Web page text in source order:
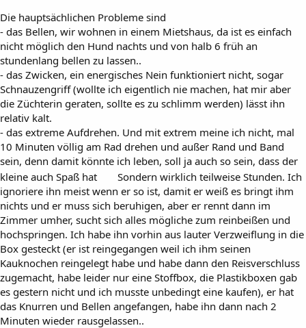
Die hauptsächlichen Probleme sind
- das Bellen, wir wohnen in einem Mietshaus, da ist es einfach
nicht möglich den Hund nachts und von halb 6 früh an
stundenlang bellen zu lassen..
- das Zwicken, ein energisches Nein funktioniert nicht, sogar
Schnauzengriff (wollte ich eigentlich nie machen, hat mir aber
die Züchterin geraten, sollte es zu schlimm werden) lässt ihn
relativ kalt.
- das extreme Aufdrehen. Und mit extrem meine ich nicht, mal
10 Minuten völlig am Rad drehen und außer Rand und Band
sein, denn damit könnte ich leben, soll ja auch so sein, dass der
kleine auch Spaß hat
Sondern wirklich teilweise Stunden. Ich
ignoriere ihn meist wenn er so ist, damit er weiß es bringt ihm
nichts und er muss sich beruhigen, aber er rennt dann im
Zimmer umher, sucht sich alles mögliche zum reinbeißen und
hochspringen. Ich habe ihn vorhin aus lauter Verzweiflung in die
Box gesteckt (er ist reingegangen weil ich ihm seinen
Kauknochen reingelegt habe und habe dann den Reisverschluss
zugemacht, habe leider nur eine Stoffbox, die Plastikboxen gab
es gestern nicht und ich musste unbedingt eine kaufen), er hat
das Knurren und Bellen angefangen, habe ihn dann nach 2
Minuten wieder rausgelassen..